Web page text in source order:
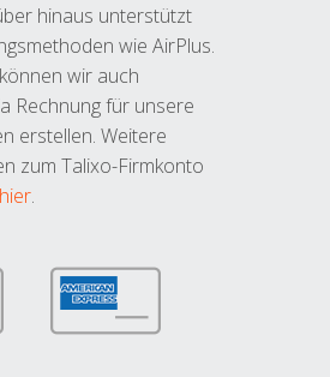
hinaus unterstützt
wie AirPlus.
wir auch
Rechnung für unsere
erstellen. Weitere
zum Talixo-Firmkonto
hier.